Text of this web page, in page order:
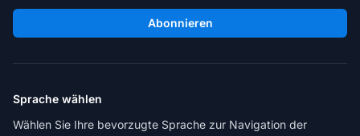
Abonnieren
Sprache wählen
Wählen Sie Ihre bevorzugte Sprache zur Navigation der